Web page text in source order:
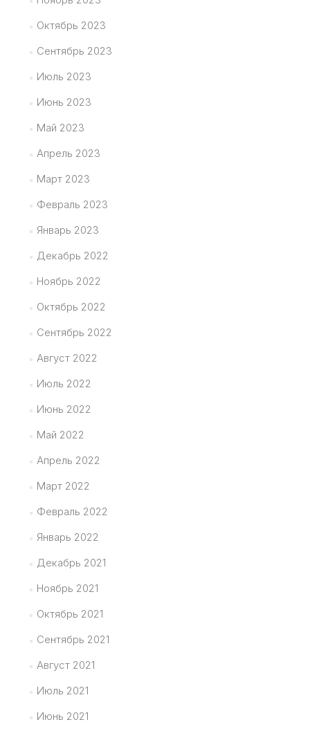
Октябрь 2023
Сентябрь 2023
Июль 2023
Июнь 2023
Май 2023
Апрель 2023
Март 2023
Февраль 2023
Январь 2023
Декабрь 2022
Ноябрь 2022
Октябрь 2022
Сентябрь 2022
Август 2022
Июль 2022
Июнь 2022
Май 2022
Апрель 2022
Март 2022
Февраль 2022
Январь 2022
Декабрь 2021
Ноябрь 2021
Октябрь 2021
Сентябрь 2021
Август 2021
Июль 2021
Июнь 2021